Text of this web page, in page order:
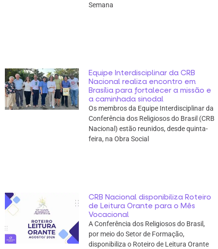
Semana
Equipe Interdisciplinar da CRB
Nacional realiza encontro em
Brasília para fortalecer a missão e
a caminhada sinodal
Os membros da Equipe Interdisciplinar da
Conferência dos Religiosos do Brasil (CRB
Nacional) estão reunidos, desde quinta-
feira, na Obra Social
CRB Nacional disponibiliza Roteiro
de Leitura Orante para o Mês
Vocacional
A Conferência dos Religiosos do Brasil,
por meio do Setor de Formação,
disponibiliza o Roteiro de Leitura Orante